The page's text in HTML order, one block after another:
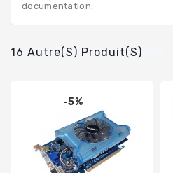
documentation.
16 Autre(s) Produit(s)
-5%